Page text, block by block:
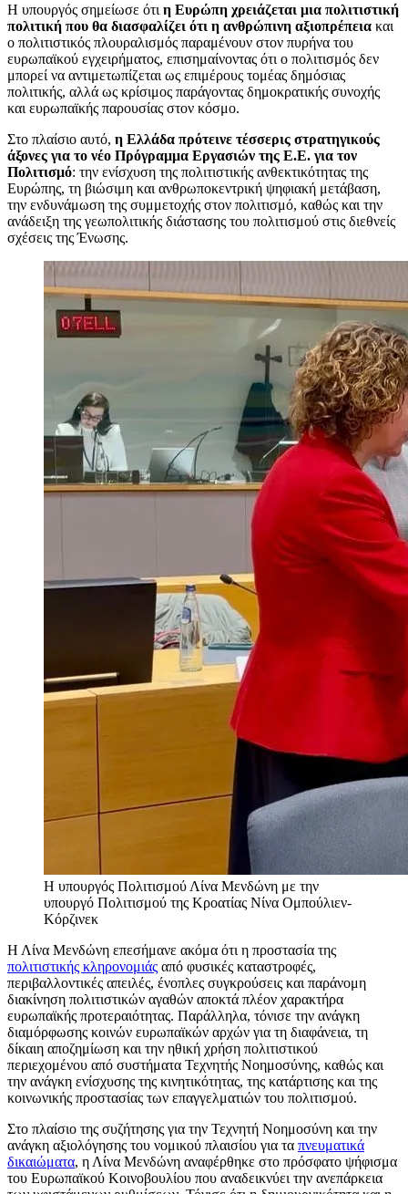
Η υπουργός σημείωσε ότι η Ευρώπη χρειάζεται μια πολιτιστική
πολιτική που θα διασφαλίζει ότι η ανθρώπινη αξιοπρέπεια και
ο πολιτιστικός πλουραλισμός παραμένουν στον πυρήνα του
ευρωπαϊκού εγχειρήματος, επισημαίνοντας ότι ο πολιτισμός δεν
μπορεί να αντιμετωπίζεται ως επιμέρους τομέας δημόσιας
πολιτικής, αλλά ως κρίσιμος παράγοντας δημοκρατικής συνοχής
και ευρωπαϊκής παρουσίας στον κόσμο.
Στο πλαίσιο αυτό, η Ελλάδα πρότεινε τέσσερις στρατηγικούς
άξονες για το νέο Πρόγραμμα Εργασιών της Ε.Ε. για τον
Πολιτισμό: την ενίσχυση της πολιτιστικής ανθεκτικότητας της
Ευρώπης, τη βιώσιμη και ανθρωποκεντρική ψηφιακή μετάβαση,
την ενδυνάμωση της συμμετοχής στον πολιτισμό, καθώς και την
ανάδειξη της γεωπολιτικής διάστασης του πολιτισμού στις διεθνείς
σχέσεις της Ένωσης.
Η υπουργός Πολιτισμού Λίνα Μενδώνη με την
υπουργό Πολιτισμού της Κροατίας Νίνα Ομπούλιεν-
Κόρζινεκ
Η Λίνα Μενδώνη επεσήμανε ακόμα ότι η προστασία της
πολιτιστικής κληρονομιάς από φυσικές καταστροφές,
περιβαλλοντικές απειλές, ένοπλες συγκρούσεις και παράνομη
διακίνηση πολιτιστικών αγαθών αποκτά πλέον χαρακτήρα
ευρωπαϊκής προτεραιότητας. Παράλληλα, τόνισε την ανάγκη
διαμόρφωσης κοινών ευρωπαϊκών αρχών για τη διαφάνεια, τη
δίκαιη αποζημίωση και την ηθική χρήση πολιτιστικού
περιεχομένου από συστήματα Τεχνητής Νοημοσύνης, καθώς και
την ανάγκη ενίσχυσης της κινητικότητας, της κατάρτισης και της
κοινωνικής προστασίας των επαγγελματιών του πολιτισμού.
Στο πλαίσιο της συζήτησης για την Τεχνητή Νοημοσύνη και την
ανάγκη αξιολόγησης του νομικού πλαισίου για τα πνευματικά
δικαιώματα, η Λίνα Μενδώνη αναφέρθηκε στο πρόσφατο ψήφισμα
του Ευρωπαϊκού Κοινοβουλίου που αναδεικνύει την ανεπάρκεια